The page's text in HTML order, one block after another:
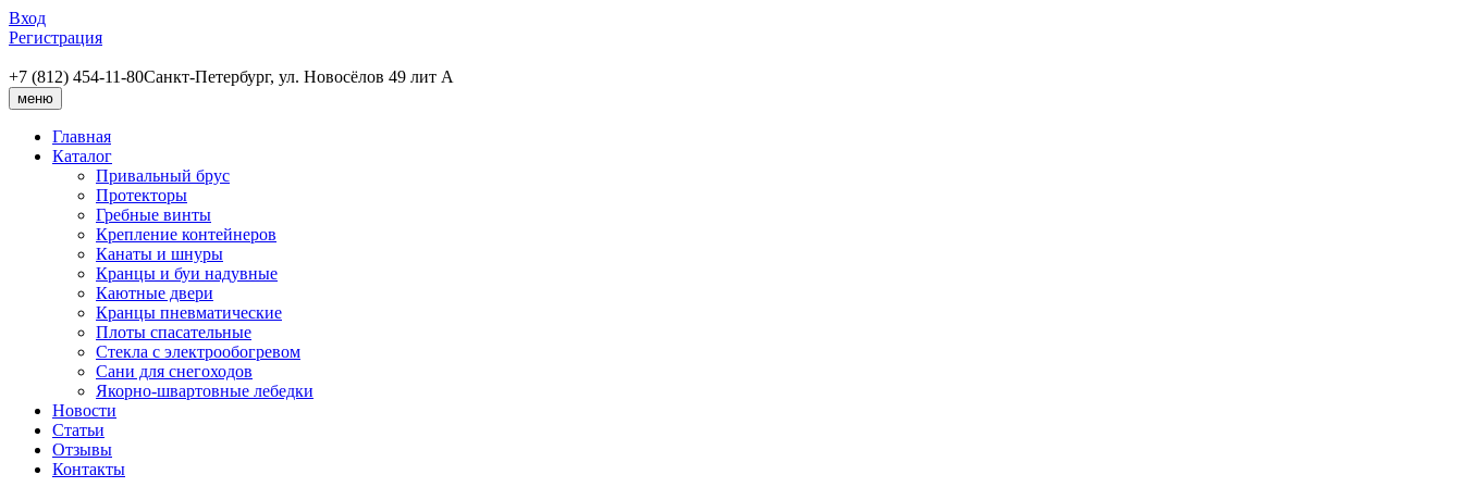
Вход
Регистрация
+7 (812) 454-11-80Санкт-Петербург, ул. Новосёлов 49 лит А
меню
Главная
Каталог
Привальный брус
Протекторы
Гребные винты
Крепление контейнеров
Канаты и шнуры
Кранцы и буи надувные
Каютные двери
Кранцы пневматические
Плоты спасательные
Стекла с электрообогревом
Сани для снегоходов
Якорно-швартовные лебедки
Новости
Статьи
Отзывы
Контакты